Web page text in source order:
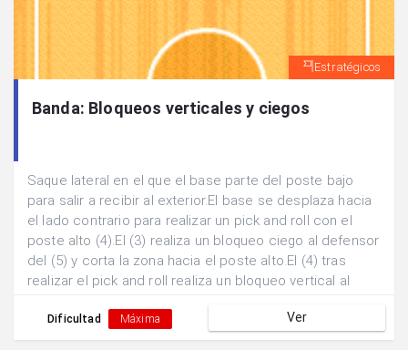
Estratégicos
Banda: Bloqueos verticales y ciegos
Saque lateral en el que el base parte del poste bajo
para salir a recibir al exterior.El base se desplaza hacia
el lado contrario para realizar un pick and roll con el
poste alto (4).El (3) realiza un bloqueo ciego al defensor
del (5) y corta la zona hacia el poste alto.El (4) tras
realizar el pick and roll realiza un bloqueo vertical al
a)Pase y finalización exterior por parte del (3). b)Pase
interior y finalización 1x1 del (5).
Dificultad Máxima Ver